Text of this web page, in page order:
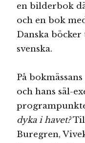
en bilderbok
och en bok
Danska
svenska.
På
och hans säl-
dyka i havet?
Buregren,